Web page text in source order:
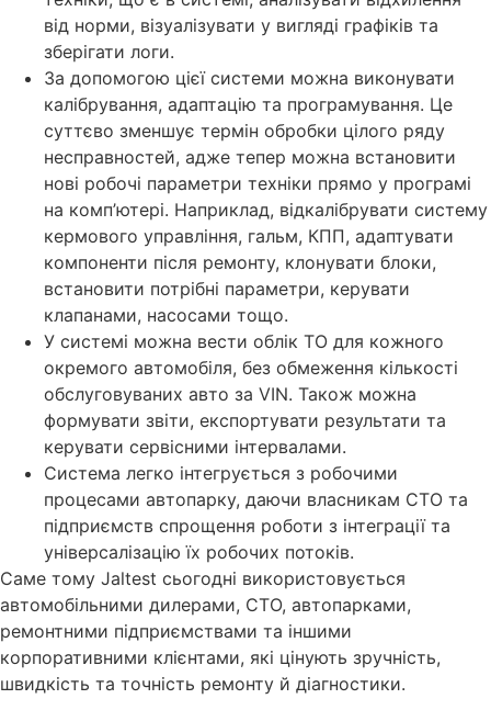
від норми, візуалізувати у вигляді графіків та
зберігати логи.
За допомогою цієї системи можна виконувати
калібрування, адаптацію та програмування. Це
суттєво зменшує термін обробки цілого ряду
несправностей, адже тепер можна встановити
нові робочі параметри техніки прямо у програмі
на комп’ютері. Наприклад, відкалібрувати систему
кермового управління, гальм, КПП, адаптувати
компоненти після ремонту, клонувати блоки,
встановити потрібні параметри, керувати
клапанами, насосами тощо.
У системі можна вести облік ТО для кожного
окремого автомобіля, без обмеження кількості
обслуговуваних авто за VIN. Також можна
формувати звіти, експортувати результати та
керувати сервісними інтервалами.
Система легко інтегрується з робочими
процесами автопарку, даючи власникам СТО та
підприємств спрощення роботи з інтеграції та
універсалізацію їх робочих потоків.
Саме тому Jaltest сьогодні використовується
автомобільними дилерами, СТО, автопарками,
ремонтними підприємствами та іншими
корпоративними клієнтами, які цінують зручність,
швидкість та точність ремонту й діагностики.